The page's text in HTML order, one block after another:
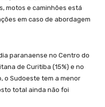
motos e caminhões está
em caso de abordagem
paranaense no Centro do
de Curitiba (15%) e no
o Sudoeste tem a menor
total ainda não foi